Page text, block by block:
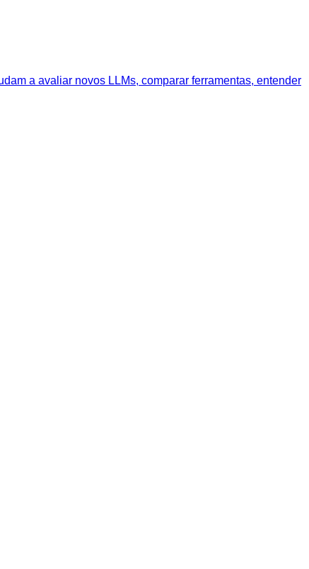
a avaliar novos LLMs, comparar ferramentas, entender